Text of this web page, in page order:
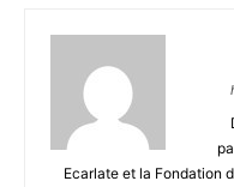
Ecarlate et la Fondation